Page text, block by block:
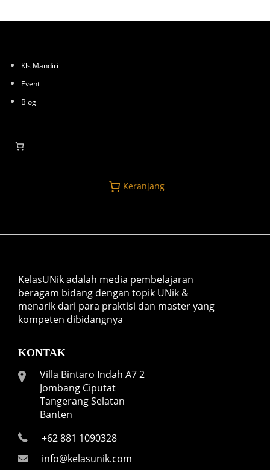
Kls Mandiri
Event
Blog
Keranjang
KelasUNik adalah media pembelajaran
beragam bidang dengan topik UNik &
menarik dari para praktisi dan master yang
kompeten dibidangnya
KONTAK
Villa Bintaro Indah A7 2
Jombang Ciputat
Tangerang Selatan
Banten
+62 881 1090328
info@kelasunik.com